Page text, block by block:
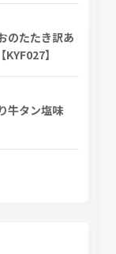
のたたき訳あ
KYF027】
牛タン塩味